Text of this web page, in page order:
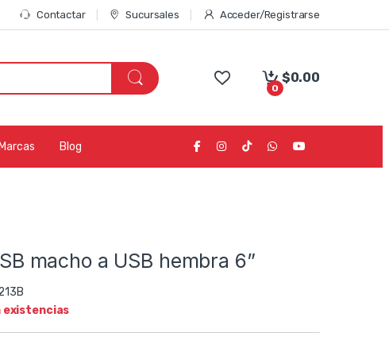
Contactar Sucursales Acceder/Registrarse
0
$0.00
Marcas Blog
macho a USB hembra 6”
existencias